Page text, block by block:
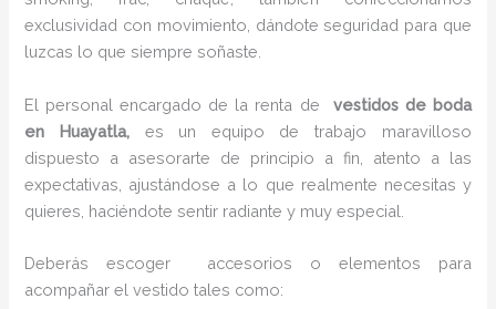
exclusividad con movimiento, dándote seguridad para que
luzcas lo que siempre soñaste.
El personal encargado de la renta de vestidos de boda
en Huayatla, es un equipo de trabajo maravilloso
dispuesto a asesorarte de principio a fin, atento a las
expectativas, ajustándose a lo que realmente necesitas y
quieres, haciéndote sentir radiante y muy especial.
Deberás escoger accesorios o elementos para
acompañar el vestido tales como: